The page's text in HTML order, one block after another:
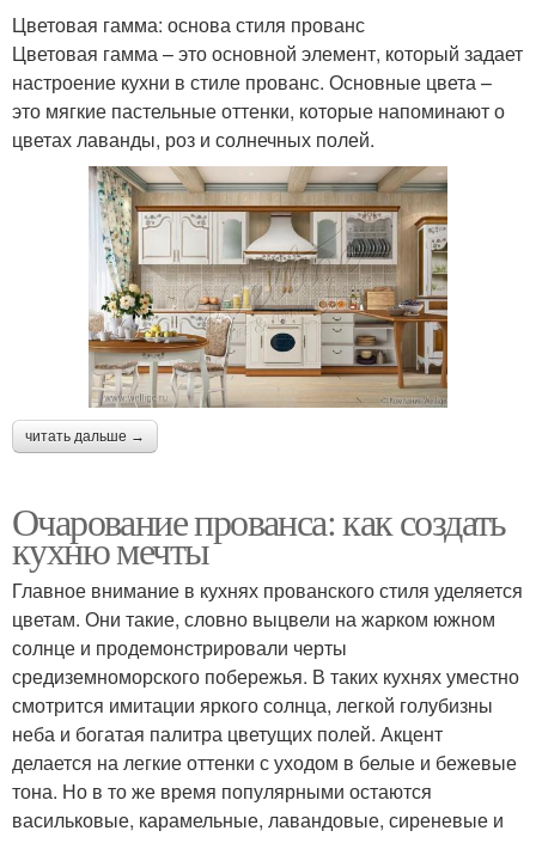
Цветовая гамма: основа стиля прованс
Цветовая гамма – это основной элемент, который задает
настроение кухни в стиле прованс. Основные цвета –
это мягкие пастельные оттенки, которые напоминают о
цветах лаванды, роз и солнечных полей.
читать дальше →
Очарование прованса: как создать
кухню мечты
Главное внимание в кухнях прованского стиля уделяется
цветам. Они такие, словно выцвели на жарком южном
солнце и продемонстрировали черты
средиземноморского побережья. В таких кухнях уместно
смотрится имитации яркого солнца, легкой голубизны
неба и богатая палитра цветущих полей. Акцент
делается на легкие оттенки с уходом в белые и бежевые
тона. Но в то же время популярными остаются
васильковые, карамельные, лавандовые, сиреневые и